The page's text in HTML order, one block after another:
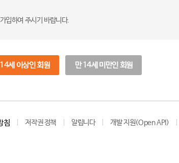
입하여 주시기 바랍니다.
세 이상인 회원 만 14세 미만인 회원
침 저작권 정책 알립니다 개발 지원(Open API)